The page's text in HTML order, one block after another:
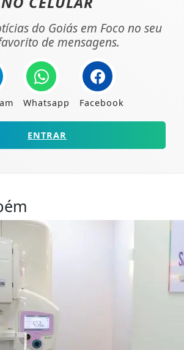
do Goiás em Foco no seu
de mensagens.
Whatsapp Facebook
ENTRAR